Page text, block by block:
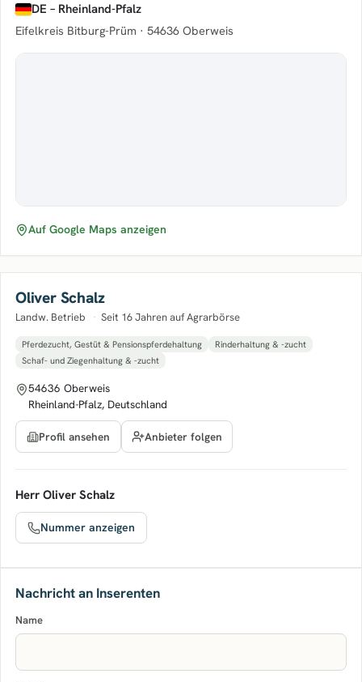
DE – Rheinland-Pfalz
Eifelkreis Bitburg-Prüm · 54636 Oberweis
Auf Google Maps anzeigen
Oliver Schalz
Landw. Betrieb · Seit 16 Jahren auf Agrarbörse
Pferdezucht, Gestüt & Pensionspferdehaltung
Rinderhaltung & -zucht
Schaf- und Ziegenhaltung & -zucht
54636 Oberweis
Rheinland-Pfalz, Deutschland
Profil ansehen Anbieter folgen
Herr Oliver Schalz
Nummer anzeigen
Nachricht an Inserenten
Name